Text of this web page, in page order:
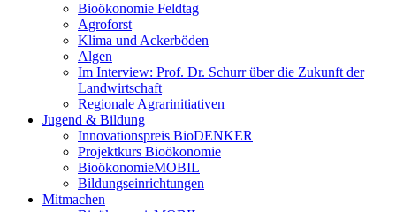
Bioökonomie Feldtag
Agroforst
Klima und Ackerböden
Algen
Im Interview: Prof. Dr. Schurr über die Zukunft der
Landwirtschaft
Regionale Agrarinitiativen
Jugend & Bildung
Innovationspreis BioDENKER
Projektkurs Bioökonomie
BioökonomieMOBIL
Bildungseinrichtungen
Mitmachen